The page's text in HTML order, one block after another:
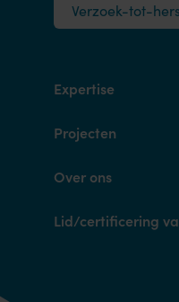
Verzoek-tot-
Expertise
Projecten
Over ons
Lid/certificering